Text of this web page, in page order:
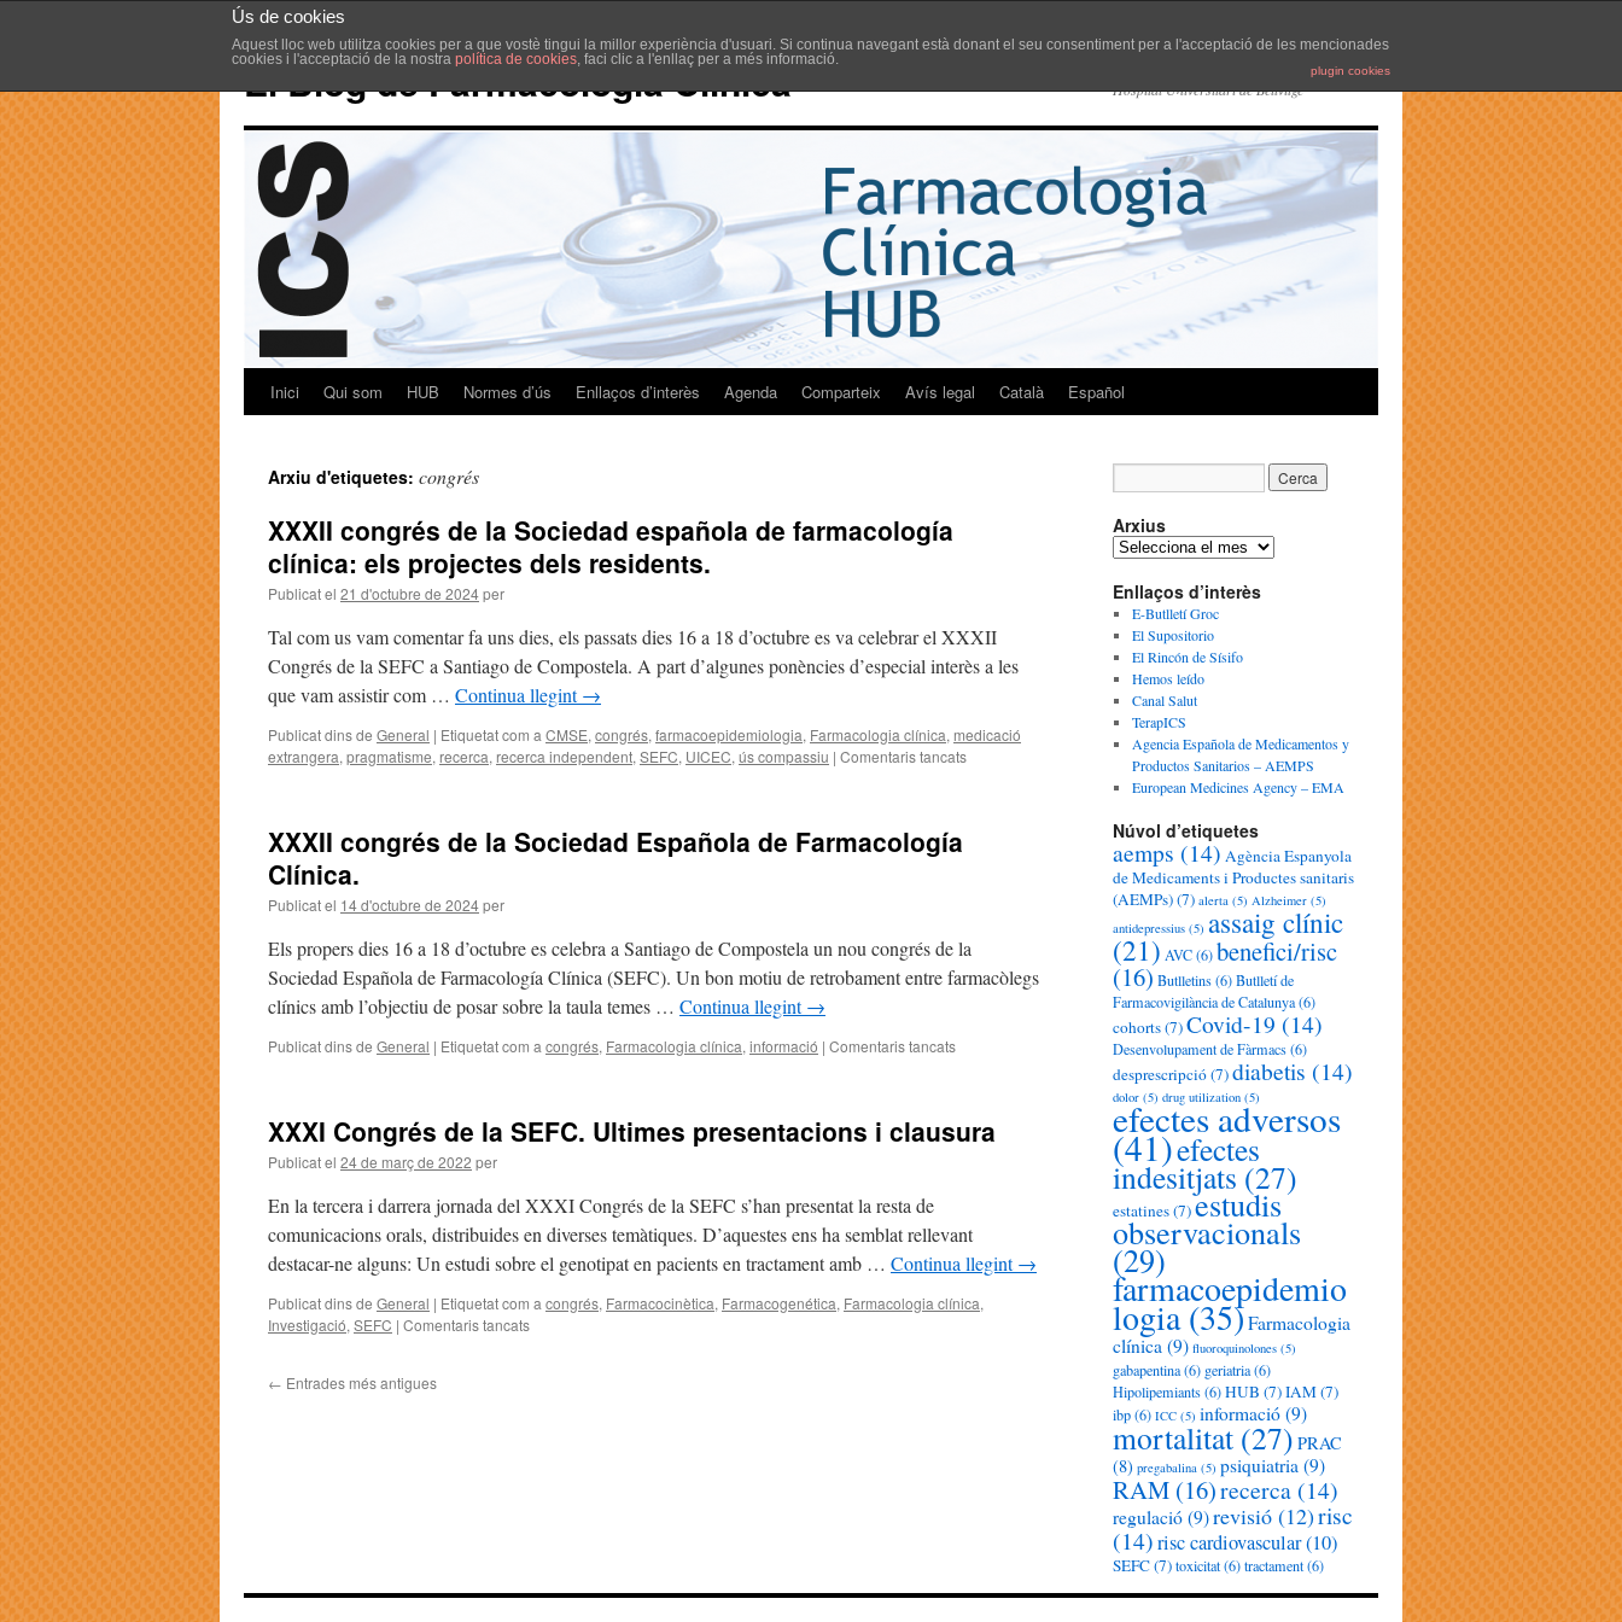
Ús de cookies
Aquest lloc web utilitza cookies per a que vostè tingui la millor experiència d'usuari. Si continua navegant està donant el seu consentiment per a l'acceptació de les mencionades
cookies i l'acceptació de la nostra política de cookies, faci clic a l'enllaç per a més informació.
plugin cookies
El Blog de Farmacologia Clínica Hospital Universitari de Bellvitge
Inici Qui som HUB Normes d’ús Enllaços d’interès Agenda Comparteix Avís legal Català Español
Arxiu d'etiquetes: congrés
XXXII congrés de la Sociedad española de farmacología
clínica: els projectes dels residents.
Publicat el 21 d'octubre de 2024per
Tal com us vam comentar fa uns dies, els passats dies 16 a 18 d’octubre es va celebrar el XXXII
Congrés de la SEFC a Santiago de Compostela. A part d’algunes ponències d’especial interès a les
que vam assistir com … Continua llegint→
Publicat dins de General | Etiquetat com a CMSE, congrés, farmacoepidemiologia, Farmacologia clínica, medicació
extrangera, pragmatisme, recerca, recerca independent, SEFC, UICEC, ús compassiu | Comentaris tancats
XXXII congrés de la Sociedad Española de Farmacología
Clínica.
Publicat el 14 d'octubre de 2024per
Els propers dies 16 a 18 d’octubre es celebra a Santiago de Compostela un nou congrés de la
Sociedad Española de Farmacología Clínica (SEFC). Un bon motiu de retrobament entre farmacòlegs
clínics amb l’objectiu de posar sobre la taula temes … Continua llegint→
Publicat dins de General | Etiquetat com a congrés, Farmacologia clínica, informació | Comentaris tancats
XXXI Congrés de la SEFC. Ultimes presentacions i clausura
Publicat el 24 de març de 2022 per
En la tercera i darrera jornada del XXXI Congrés de la SEFC s’han presentat la resta de
comunicacions orals, distribuides en diverses temàtiques. D’aquestes ens ha semblat rellevant
destacar-ne alguns: Un estudi sobre el genotipat en pacients en tractament amb … Continua llegint→
Publicat dins de General | Etiquetat com a congrés, Farmacocinètica, Farmacogenética, Farmacologia clínica,
Investigació, SEFC | Comentaris tancats
← Entrades més antigues
Arxius
Enllaços d’interès
E-Butlletí Groc
El Supositorio
El Rincón de Sísifo
Hemos leído
Canal Salut
TerapICS
Agencia Española de Medicamentos y
Productos Sanitarios – AEMPS
European Medicines Agency – EMA
Núvol d’etiquetes
aemps (14) Agència Espanyola
de Medicaments i Productes sanitaris
(AEMPs)(7) alerta (5) Alzheimer (5)
antidepressius (5) assaig clínic
(21) AVC(6)benefici/risc
(16)Butlletins(6)Butlletí de
Farmacovigilància de Catalunya(6)
cohorts(7)Covid-19 (14)
Desenvolupament de Fàrmacs(6)
desprescripció(7)diabetis (14)
dolor (5) drug utilization (5)
efectes adversos
(41)efectes
indesitjats (27)
estatines(7)estudis
observacionals
(29)
farmacoepidemio
logia(35)Farmacologia
clínica (9) fluoroquinolones (5)
gabapentina(6) geriatria(6)
Hipolipemiants(6)HUB (7)IAM(7)
ibp(6) ICC (5) informació (9)
mortalitat (27) PRAC
(8) pregabalina (5) psiquiatria (9)
RAM (16)recerca (14)
regulació (9)revisió (12)risc
(14)risc cardiovascular(10)
SEFC(7)toxicitat(6)tractament(6)